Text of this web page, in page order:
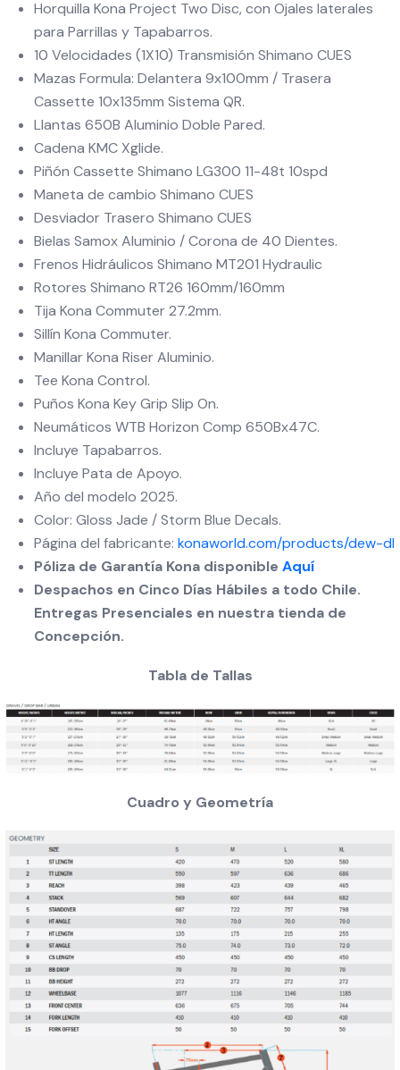
Horquilla Kona Project Two Disc, con Ojales laterales
para Parrillas y Tapabarros.
10 Velocidades (1X10) Transmisión Shimano CUES
Mazas Formula: Delantera 9x100mm / Trasera
Cassette 10x135mm Sistema QR.
Llantas 650B Aluminio Doble Pared.
Cadena KMC Xglide.
Piñón Cassette Shimano LG300 11-48t 10spd
Maneta de cambio Shimano CUES
Desviador Trasero Shimano CUES
Bielas Samox Aluminio / Corona de 40 Dientes.
Frenos Hidráulicos Shimano MT201 Hydraulic
Rotores Shimano RT26 160mm/160mm
Tija Kona Commuter 27.2mm.
Sillín Kona Commuter.
Manillar Kona Riser Aluminio.
Tee Kona Control.
Puños Kona Key Grip Slip On.
Neumáticos WTB Horizon Comp 650Bx47C.
Incluye Tapabarros.
Incluye Pata de Apoyo.
Año del modelo 2025.
Color: Gloss Jade / Storm Blue Decals.
Página del fabricante: konaworld.com/products/dew-dl
Póliza de Garantía Kona disponible Aquí
Despachos en Cinco Días Hábiles a todo Chile.
Entregas Presenciales en nuestra tienda de
Concepción.
Tabla de Tallas
Cuadro y Geometría